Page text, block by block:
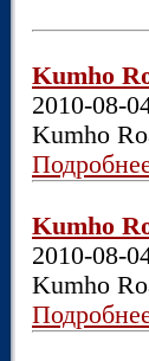
Kumho
2010-08-
Kumho
Kumho
2010-08-
Kumho